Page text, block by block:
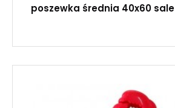
poszewka średnia 40x60 sale